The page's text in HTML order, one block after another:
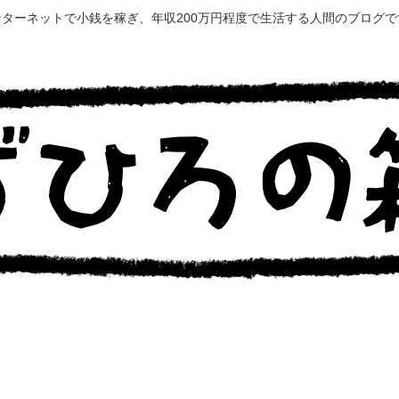
ーネットで小銭を稼ぎ、年収200万円程度で生活する人間のブログ